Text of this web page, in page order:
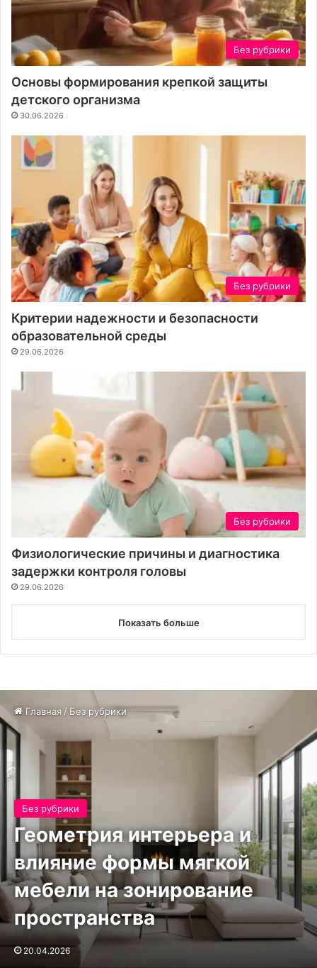
у
ч
а
к
Без рубрики
Основы формирования крепкой защиты
детского организма
30.06.2026
Без рубрики
Критерии надежности и безопасности
образовательной среды
29.06.2026
Без рубрики
Физиологические причины и диагностика
задержки контроля головы
29.06.2026
Показать больше